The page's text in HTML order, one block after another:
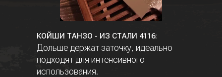
Дольше держат заточку, идеально
подходят для интенсивного
использования.
КОЙШИ ТАНЗО - ИЗ СТАЛИ 4116: